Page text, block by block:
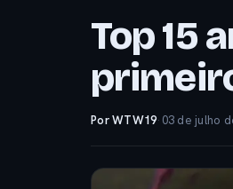
Top 15
Por WTW19· 03 de julho